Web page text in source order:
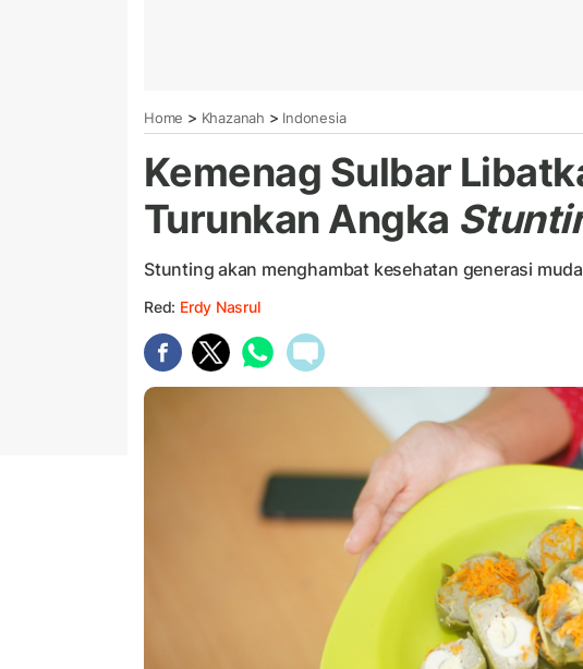
Home > Khazanah > Indonesia
Kemenag Sulbar
Turunkan Angka
Stunting akan menghambat kesehatan generasi
Red: Erdy Nasrul